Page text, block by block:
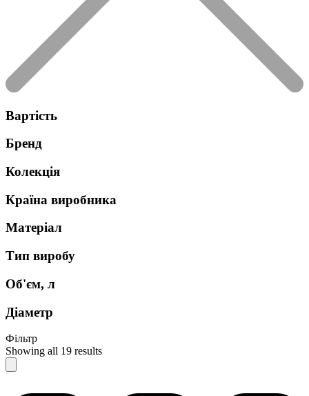
Вартість
Бренд
Колекція
Країна виробника
Матеріал
Тип виробу
Об'єм, л
Діаметр
Фільтр
Showing all 19 results